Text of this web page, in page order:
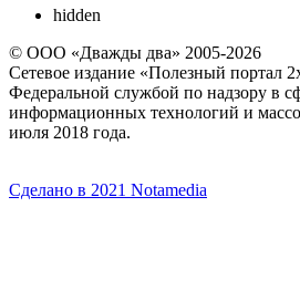
hidden
© ООО «Дважды два» 2005-2026
Сетевое издание «Полезный портал
Федеральной службой по надзору в
информационных технологий и
июля 2018 года.
Сделано в 2021 Notamedia